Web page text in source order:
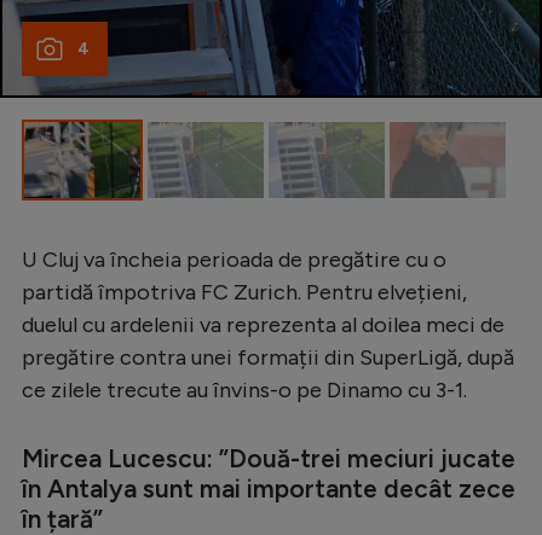
4
U Cluj va încheia perioada de pregătire cu o
partidă împotriva FC Zurich. Pentru elvețieni,
duelul cu ardelenii va reprezenta al doilea meci de
pregătire contra unei formații din SuperLigă, după
ce zilele trecute au învins-o pe Dinamo cu 3-1.
Mircea Lucescu: ”Două-trei meciuri jucate
în Antalya sunt mai importante decât zece
în țară”